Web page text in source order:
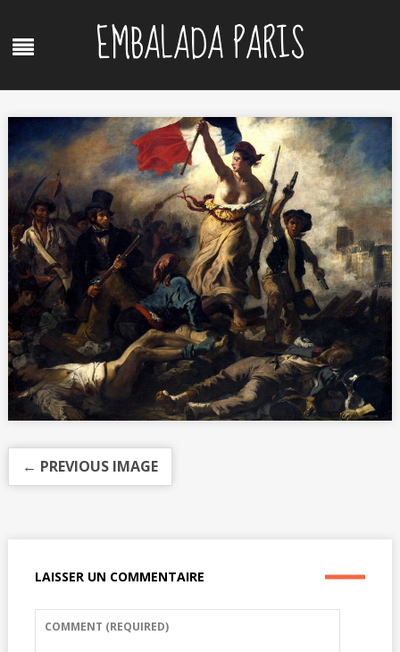
contentMenu EMBALADA PARIS
← PREVIOUS IMAGE
LAISSER UN COMMENTAIRE